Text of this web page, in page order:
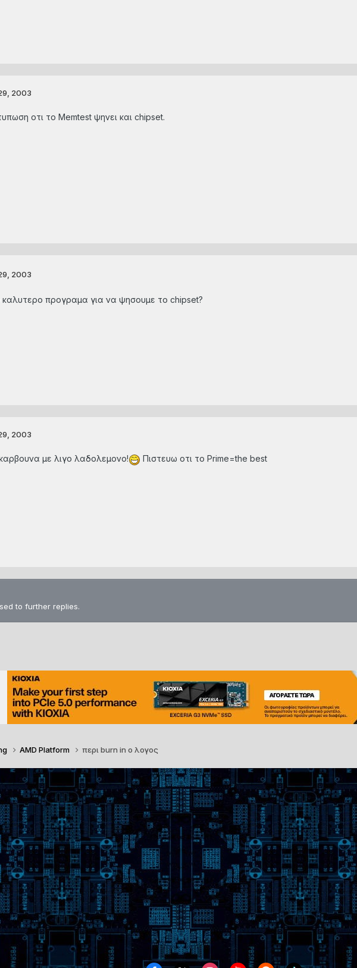
2003
οτι το Memtest ψηνει και chipset.
2003
καλυτερο προγραμα για να ψησουμε το chipset?
2003
με λιγο λαδολεμονο! Πιστευω οτι το Prime=the best
to further replies.
AMD Platform περι burn in ο λογος